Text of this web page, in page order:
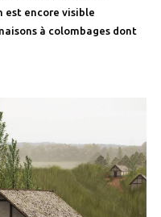
est encore visible
à colombages dont